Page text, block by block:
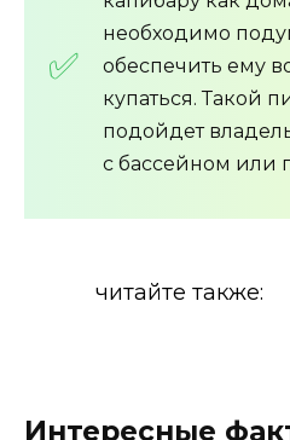
необходимо
обеспечить ему
купаться. Такой
подойдет
с бассейном или
читайте также:
Интересные